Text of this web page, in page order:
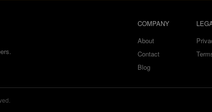
COMPANY
About
Contact
Blog